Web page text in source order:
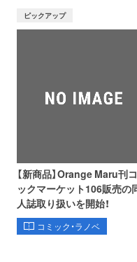
ピックアップ
【新商品】Orange Maru刊
ックマーケット106販売の
人誌取り扱いを開始！
コミック・ラノベ